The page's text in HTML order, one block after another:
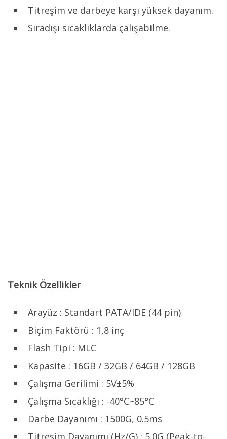
Titreşim ve darbeye karşı yüksek dayanım.
Sıradışı sıcaklıklarda çalışabilme.
Teknik Özellikler
Arayüz : Standart PATA/IDE (44 pin)
Biçim Faktörü : 1,8 inç
Flash Tipi : MLC
Kapasite : 16GB / 32GB / 64GB / 128GB
Çalışma Gerilimi : 5V±5%
Çalışma Sıcaklığı : -40°C~85°C
Darbe Dayanımı : 1500G, 0.5ms